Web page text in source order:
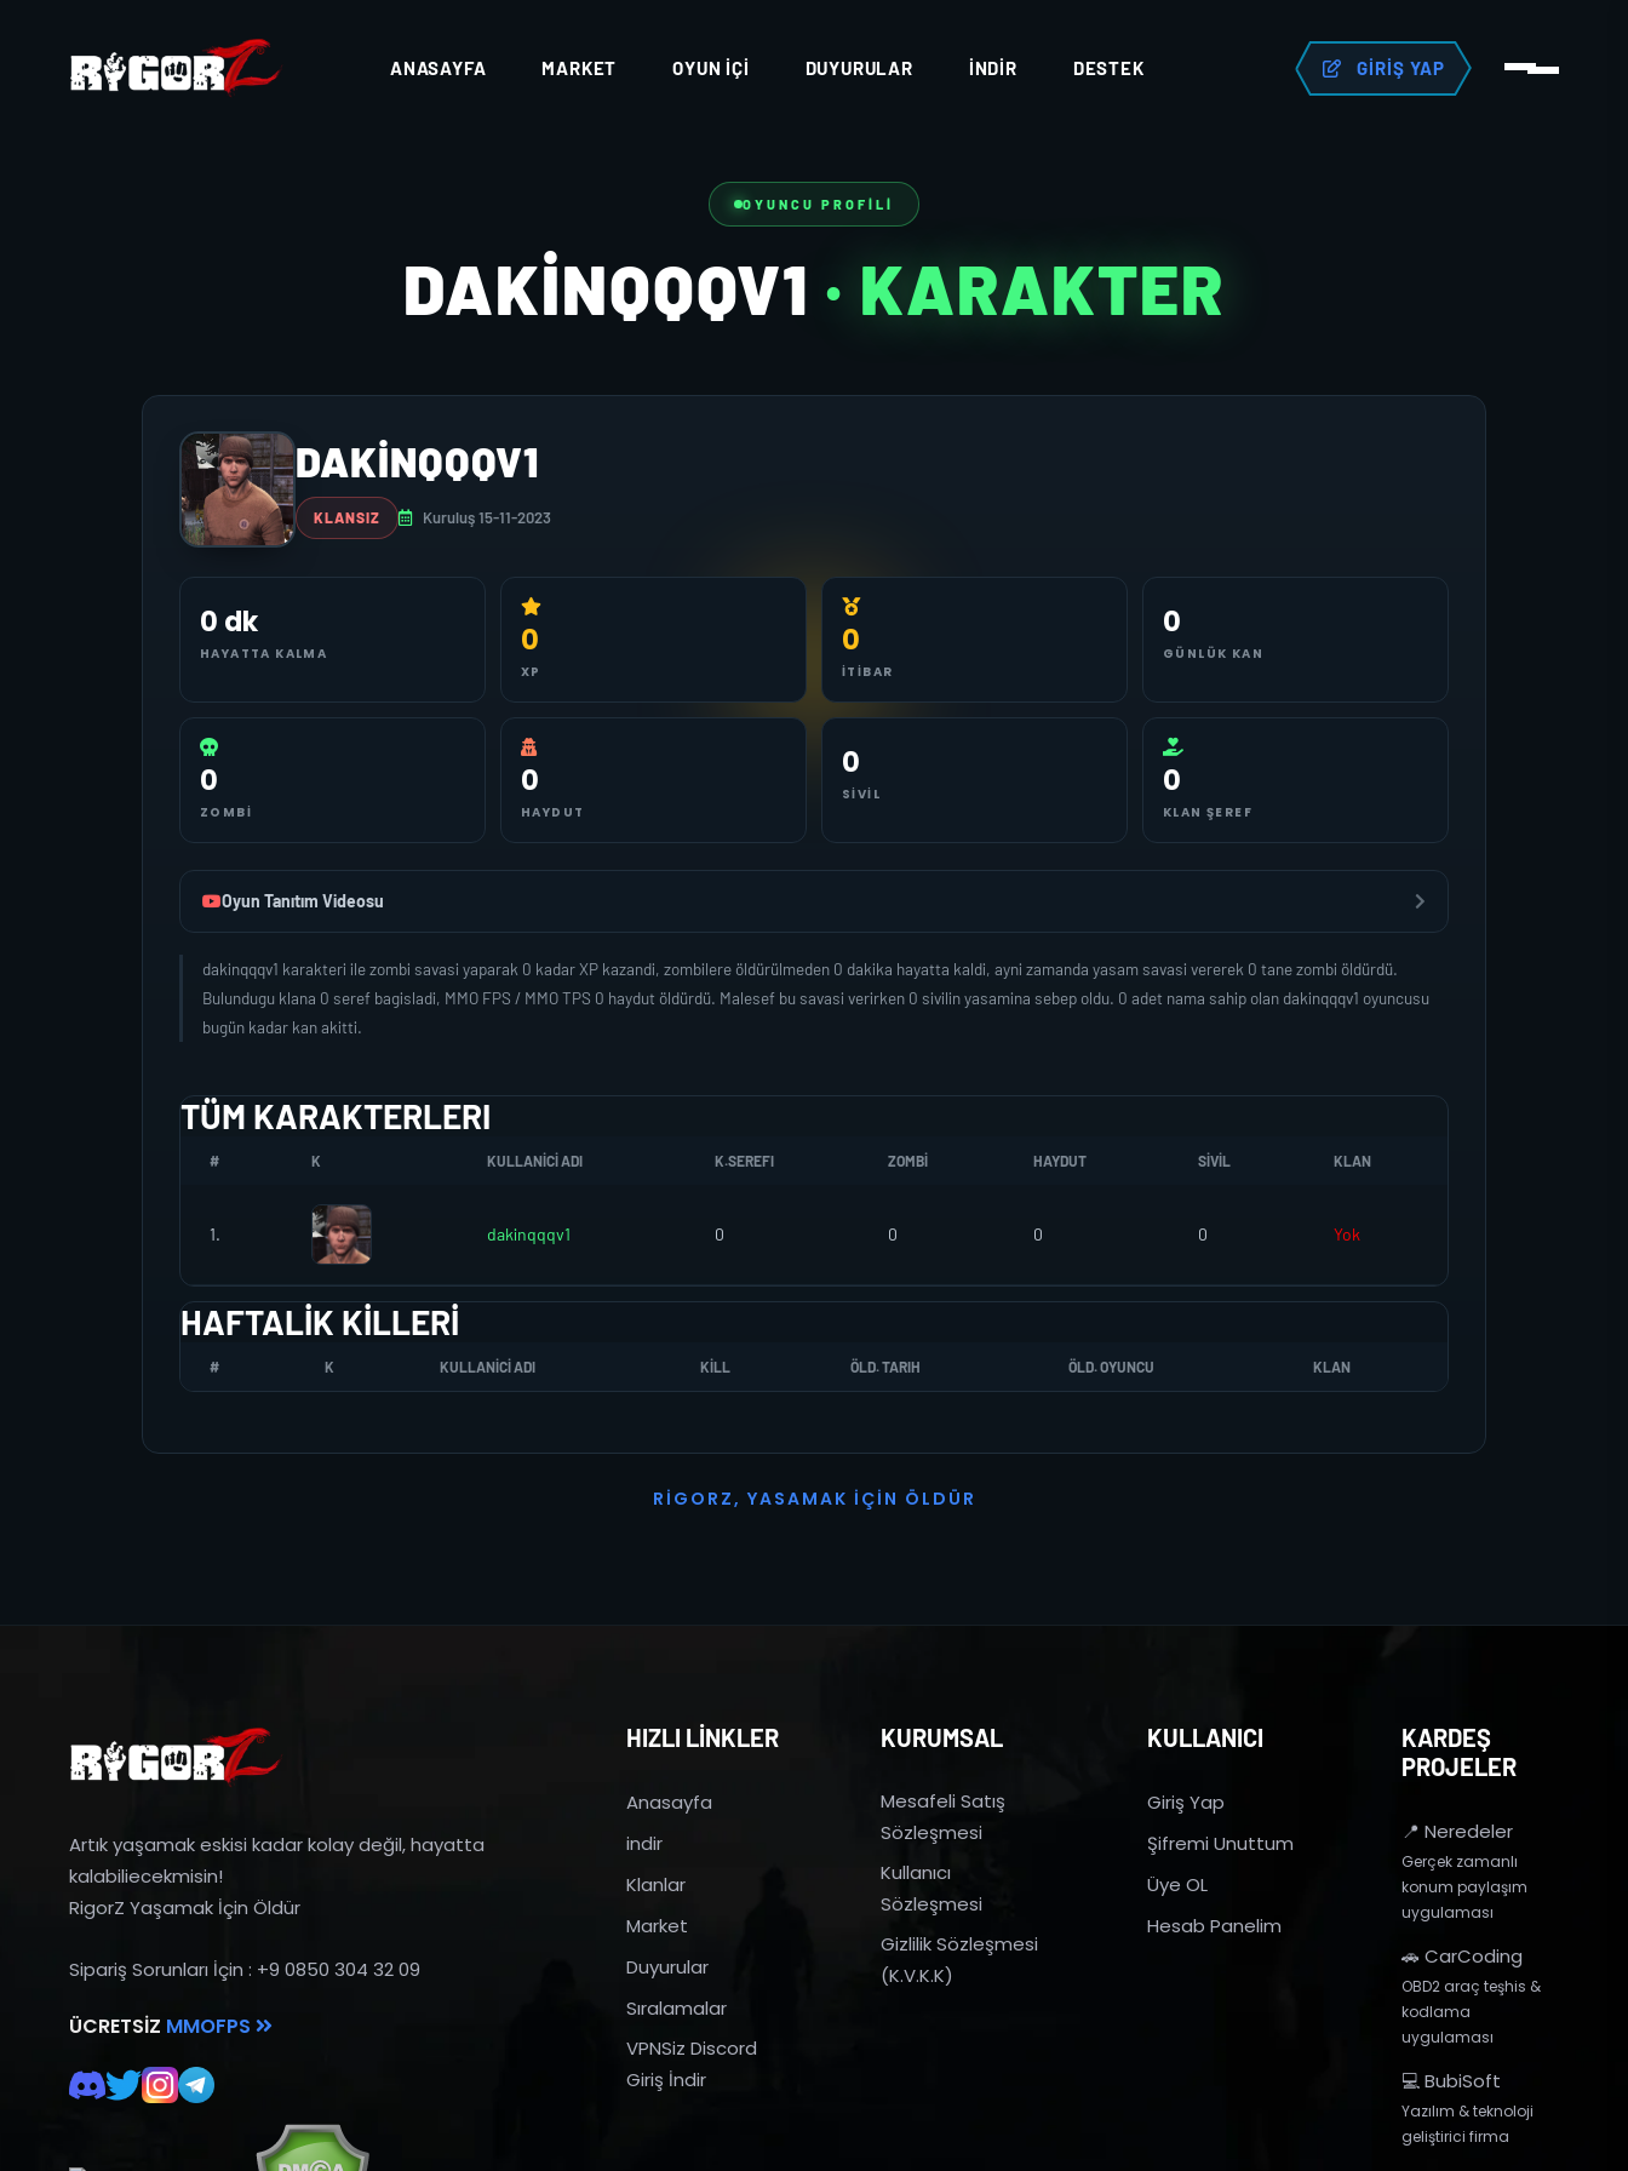
ANASAYFA MARKET OYUN İÇI DUYURULAR İNDIR DESTEK GIRIŞ YAP
OYUNCU PROFILI
DAKINQQQV1 · KARAKTER
DAKINQQQV1
KLANSIZ Kuruluş 15-11-2023
0 dk
HAYATTA KALMA 0
XP
0
İTIBAR
0
GÜNLÜK KAN
0
ZOMBI
0
HAYDUT
0
SIVIL 0
KLAN ŞEREF
Oyun Tanıtım Videosu
dakinqqqv1 karakteri ile zombi savasi yaparak 0 kadar XP kazandi, zombilere öldürülmeden 0 dakika hayatta kaldi, ayni zamanda yasam savasi vererek 0 tane zombi öldürdü.
Bulundugu klana 0 seref bagisladi, MMO FPS / MMO TPS 0 haydut öldürdü. Malesef bu savasi verirken 0 sivilin yasamina sebep oldu. 0 adet nama sahip olan dakinqqqv1 oyuncusu
bugün kadar kan akitti.
TÜM KARAKTERLERI
# K KULLANICI ADI K.SEREFI ZOMBI HAYDUT SIVIL KLAN
1. dakinqqqv1 0 0 0 0 Yok
HAFTALIK KILLERI
# K KULLANICI ADI KILL ÖLD. TARIH ÖLD. OYUNCU KLAN
R I G O R Z, YASAMAK İ ÇI N Ö L D Ü R
Artık yaşamak eskisi kadar kolay değil, hayatta
kalabiliecekmisin!
RigorZ Yaşamak İçin Öldür
Sipariş Sorunları İçin : +9 0850 304 32 09
ÜCRETSIZ MMOFPS
HIZLI LİNKLER
Anasayfa
indir
Klanlar
Market
Duyurular
Sıralamalar
VPNSiz Discord
Giriş İndir
KURUMSAL
Mesafeli Satış
Sözleşmesi
Kullanıcı
Sözleşmesi
Gizlilik Sözleşmesi
(K.V.K.K)
KULLANICI
Giriş Yap
Şifremi Unuttum
Üye OL
Hesab Panelim
KARDEŞ
PROJELER
📍 Neredeler
Gerçek zamanlı
konum paylaşım
uygulaması
🚗 CarCoding
OBD2 araç teşhis &
kodlama
uygulaması
💻 BubiSoft
Yazılım & teknoloji
geliştirici firma